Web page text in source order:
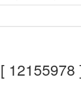
12155978